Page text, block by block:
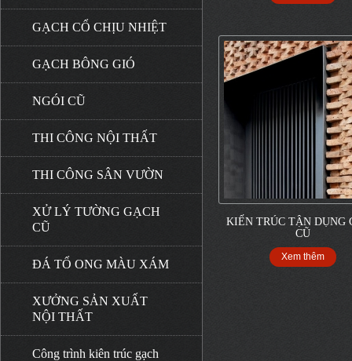
GẠCH CỔ CHỊU NHIỆT
GẠCH BÔNG GIÓ
NGÓI CŨ
THI CÔNG NỘI THẤT
THI CÔNG SÂN VƯỜN
XỬ LÝ TƯỜNG GẠCH
CŨ
ĐÁ TỔ ONG MÀU XÁM
XƯỞNG SẢN XUẤT
NỘI THẤT
Công trình kiên trúc gạch
KIẾN TRÚC TẬN DỤNG
CŨ
Xem thêm